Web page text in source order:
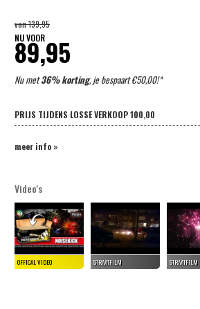
van139,95
NU VOOR
89,95
Nu met36% korting, je bespaart €50,00!*
PRIJS TIJDENS LOSSE VERKOOP100,00
meer info »
Video's